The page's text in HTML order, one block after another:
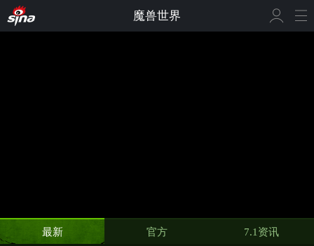
魔兽世界
最新 官方 7.1资讯